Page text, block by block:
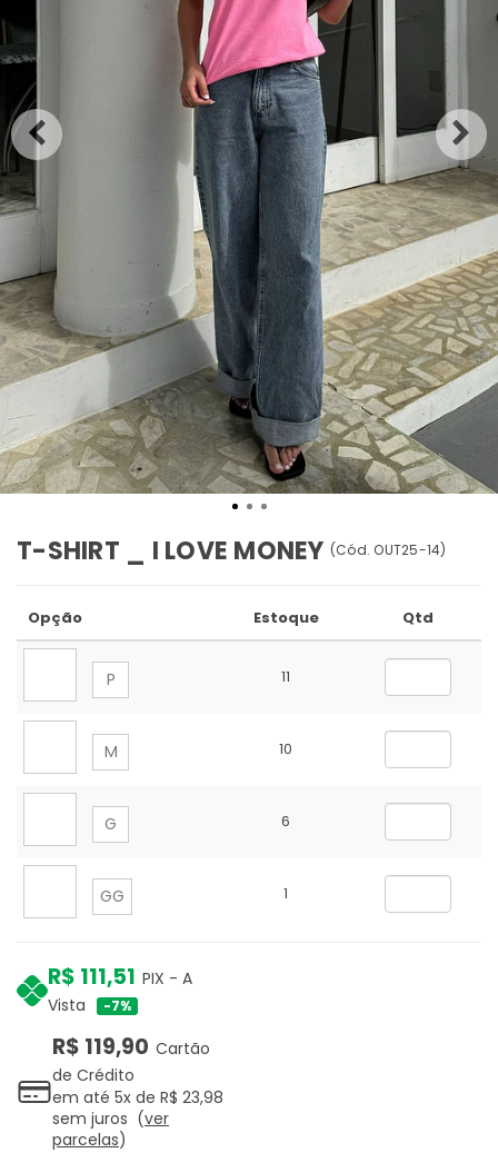
T-SHIRT _ I LOVE MONEY (Cód. OUT25-14)
Opção Estoque Qtd
P 11
M 10
G 6
GG 1
R$ 111,51 PIX - A
Vista
7%
R$ 119,90 Cartão
de Crédito
em até 5x de R$ 23,98
sem juros
ver
parcelas